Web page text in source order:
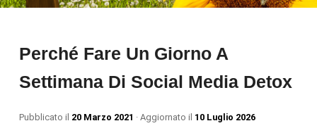
Perché Fare Un Giorno A
Settimana Di Social Media Detox
Pubblicato il 20 Marzo 2021 · Aggiornato il 10 Luglio 2026